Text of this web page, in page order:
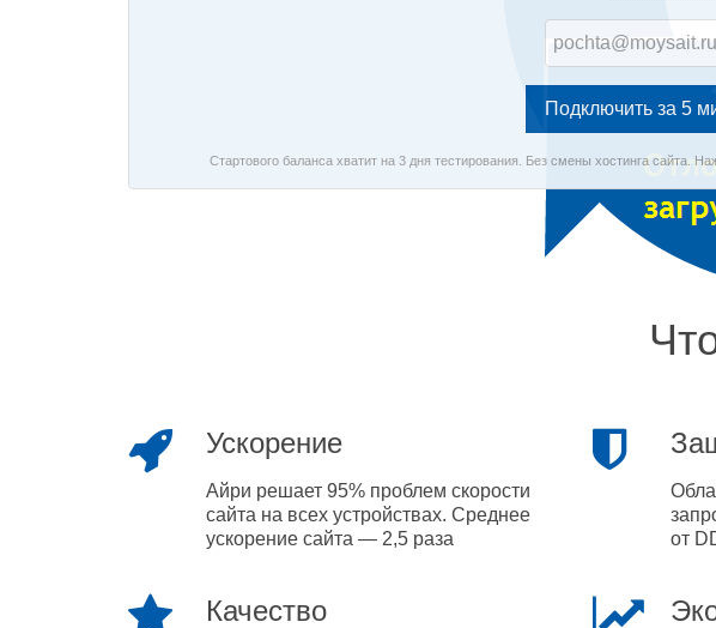
Стартового баланса хватит на 3 дня тестирования. Без смены хостинга сайта.
Ускорение
Айри решает 95% проблем скорости
сайта на всех устройствах. Среднее
ускорение сайта — 2,5 раза
от
Качество